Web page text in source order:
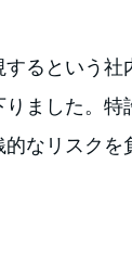
るという
ました。
なリスクを